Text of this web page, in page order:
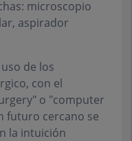
microscopio
aspirador
de los
con el
o "computer
futuro cercano se
la intuición